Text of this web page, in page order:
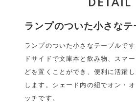
DETAIL
ランプのついた小さなテ
ランプのついた小さなテーブルで
ドサイドで文庫本と飲み物、スマ
どを置くことができ、便利に活躍
します。シェード内の紐でオン・
ッチです。